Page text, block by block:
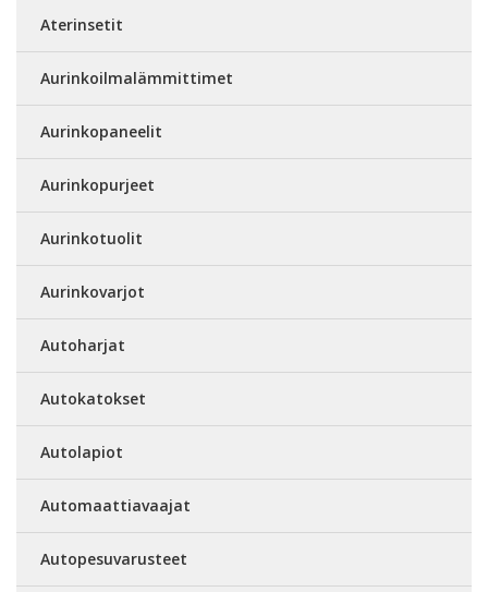
Aterinsetit
Aurinkoilmalämmittimet
Aurinkopaneelit
Aurinkopurjeet
Aurinkotuolit
Aurinkovarjot
Autoharjat
Autokatokset
Autolapiot
Automaattiavaajat
Autopesuvarusteet